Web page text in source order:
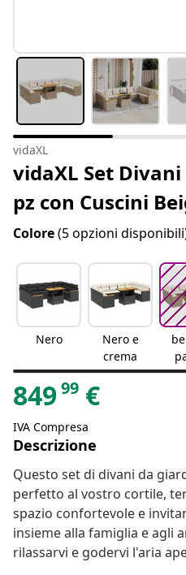
vidaXL
vidaXL Set
pz con Cuscini
Colore(5 opzioni
Nero
Nero e
crema
84999 €
IVA Compresa
Descrizione
Questo set di divani da
perfetto al vostro cortile,
spazio confortevole e
insieme alla famiglia e agli
rilassarvi e godervi l'aria